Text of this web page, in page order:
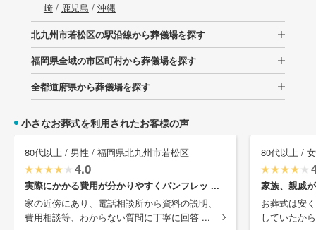
崎/ 鹿児島 / 沖縄
北九州市若松区の駅沿線から葬儀場を探す
福岡県全域の市区町村から葬儀場を探す
全都道府県から葬儀場を探す
小さなお葬式を利用されたお客様の声
80代以上 / 男性 / 福岡県北九州市若松区
4.0
実際にかかる費用が分かりやすくパンフレッ ...
家の近傍にあり、電話相談所から資料の説明、
費用相談等、わからない質問に丁寧に回答 ...
80代以上 /
家族、親戚
お葬式は安
していたか